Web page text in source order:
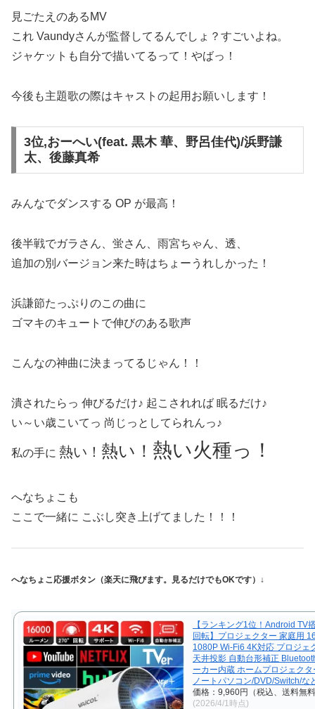
見ごたえのあるMV
これ Vaundyさんが監督してるんでしょ？すごいよね。
ジャケットも自分で描いてるって！やばっ！
今後も主題歌の際はキャストの起用お願いします！
3位,おーへい(feat. 黒木 華、野呂佳代)/浜野謙
太、後藤真希
みんなでダンスする OP が最高！
後半戦でガラさん、蛍さん、雨宮ちゃん、透、
追加の別バージョン来た時はちょーうれしかった！
浜謙節たっぷりのこの曲に
ゴマキのキュートで伸びのある歌声
こんなの神曲に決まってるじゃん！！
潰されたらっ 伸びるだけ♪ 起こされれば 眠るだけ♪
い～い歳こいてっ 尚じっとしてられんっ♪
私の手に 熱い！ 熱い！ 熱い火種っ！
へなちょこも
ここで一緒に こぶし突き上げてました！！！
へなちょこ応援ボタン（楽天に飛びます。見るだけでもOKです）↓
【ランキング1位！Android TV
回転】プロジェクター 家庭用
1080P Wi-Fi6 4K対応 プロジェ
天井投影 自動台形補正
ーカー内蔵 ホームプロジェクタ
ノートパソコン/DVD/Switch/な
価格：9,960円（税込、送料無
(2026/4/1時点)